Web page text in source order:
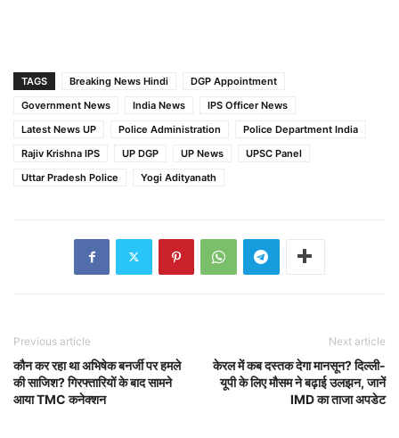
TAGS Breaking News Hindi
DGP Appointment
Government News
India News
IPS Officer News
Latest News UP
Police Administration
Police Department India
Rajiv Krishna IPS
UP DGP UP News
UPSC Panel
Uttar Pradesh Police
Yogi Adityanath
Previous article
कौन कर रहा था अभिषेक बनर्जी पर हमले
की साजिश? गिरफ्तारियों के बाद सामने
आया TMC कनेक्शन
Next article
केरल में कब दस्तक देगा मानसून? दिल्ली-
यूपी के लिए मौसम ने बढ़ाई उलझन, जानें
IMD का ताजा अपडेट